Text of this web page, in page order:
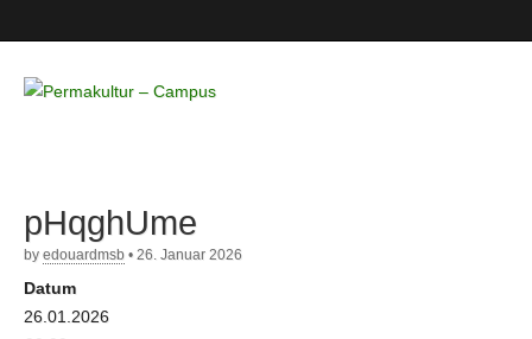
– Campus
pHqghUme
by edouardmsb • 26. Januar 2026
Datum
26.01.2026